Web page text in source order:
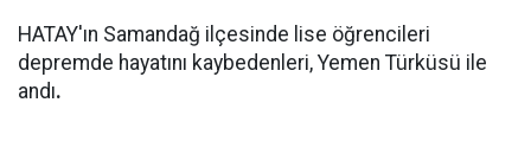
HATAY'ın Samandağ ilçesinde lise öğrencileri
depremde hayatını kaybedenleri, Yemen Türküsü ile
andı.